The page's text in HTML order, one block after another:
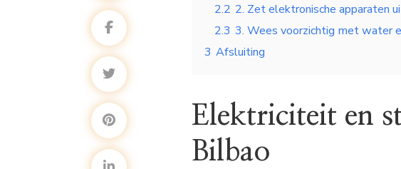
2.2 2. Zet elektronische apparaten
2.3 3. Wees voorzichtig met water
3 Afsluiting
Elektriciteit en
Bilbao